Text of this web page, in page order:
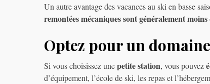
Un autre avantage des vacances au ski en basse
remontées mécaniques sont généralement moins
Optez pour un
Si vous choisissez unepetite station, vous pouvez
d’équipement, l’école de ski, les repas et